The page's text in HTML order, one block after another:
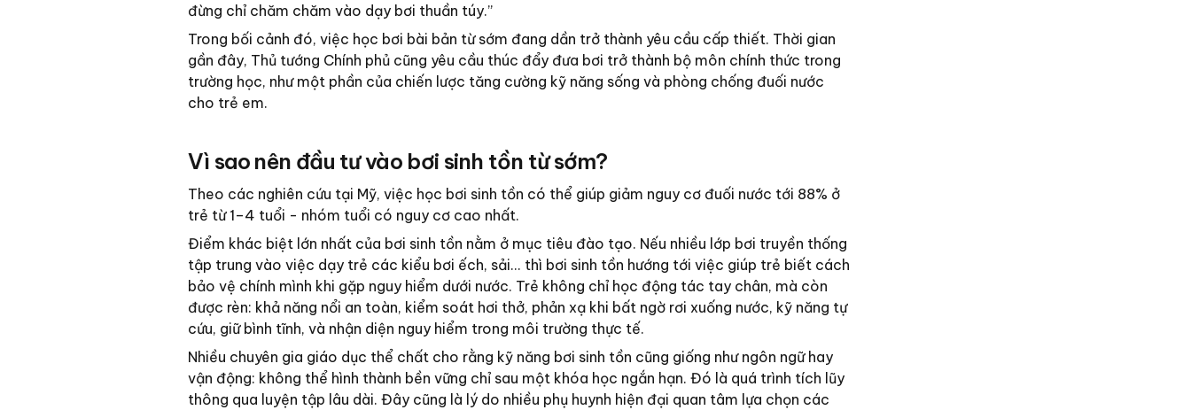
đừng chỉ chăm chăm vào dạy bơi thuần túy.”
Trong bối cảnh đó, việc học bơi bài bản từ sớm đang dần trở thành yêu cầu cấp thiết. Thời gian
gần đây, Thủ tướng Chính phủ cũng yêu cầu thúc đẩy đưa bơi trở thành bộ môn chính thức trong
trường học, như một phần của chiến lược tăng cường kỹ năng sống và phòng chống đuối nước
cho trẻ em.
Vì sao nên đầu tư vào bơi sinh tồn từ sớm?
Theo các nghiên cứu tại Mỹ, việc học bơi sinh tồn có thể giúp giảm nguy cơ đuối nước tới 88% ở
trẻ từ 1–4 tuổi - nhóm tuổi có nguy cơ cao nhất.
Điểm khác biệt lớn nhất của bơi sinh tồn nằm ở mục tiêu đào tạo. Nếu nhiều lớp bơi truyền thống
tập trung vào việc dạy trẻ các kiểu bơi ếch, sải... thì bơi sinh tồn hướng tới việc giúp trẻ biết cách
bảo vệ chính mình khi gặp nguy hiểm dưới nước. Trẻ không chỉ học động tác tay chân, mà còn
được rèn: khả năng nổi an toàn, kiểm soát hơi thở, phản xạ khi bất ngờ rơi xuống nước, kỹ năng tự
cứu, giữ bình tĩnh, và nhận diện nguy hiểm trong môi trường thực tế.
Nhiều chuyên gia giáo dục thể chất cho rằng kỹ năng bơi sinh tồn cũng giống như ngôn ngữ hay
vận động: không thể hình thành bền vững chỉ sau một khóa học ngắn hạn. Đó là quá trình tích lũy
thông qua luyện tập lâu dài. Đây cũng là lý do nhiều phụ huynh hiện đại quan tâm lựa chọn các